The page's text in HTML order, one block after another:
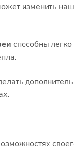
изменить
способны